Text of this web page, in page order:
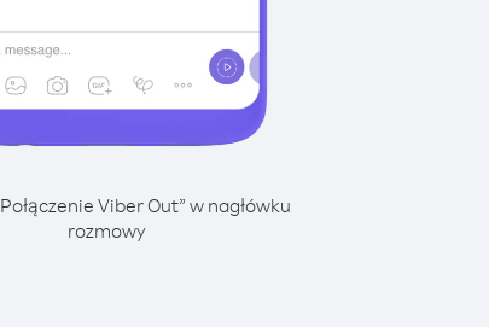
Viber Out” w nagłówku
rozmowy